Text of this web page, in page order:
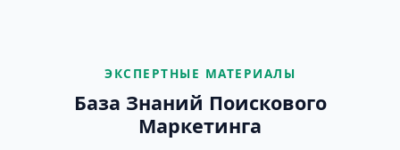
ЭКСПЕРТНЫЕ МАТЕРИАЛЫ
База Знаний Поискового
Маркетинга